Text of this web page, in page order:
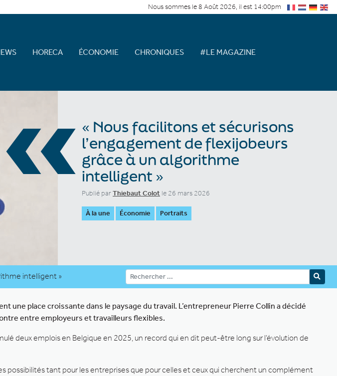
Nous sommes le 8 Août 2026, il est 14:00pm
HORECA ÉCONOMIE CHRONIQUES #LE MAGAZINE
«« Nous facilitons et sécurisons
l’engagement de flexijobeurs
grâce à un algorithme
intelligent »
Publié parThiebaut Colot le 26 mars 2026
À la une Économie Portraits
intelligent »
une place croissante dans le paysage du travail. L’entrepreneur Pierre Collin a décidé
entre employeurs et travailleurs flexibles.
deux emplois en Belgique en 2025, un record qui en dit peut-être long sur l’évolution de
possibilités tant pour les entreprises que pour celles et ceux qui cherchent un complément